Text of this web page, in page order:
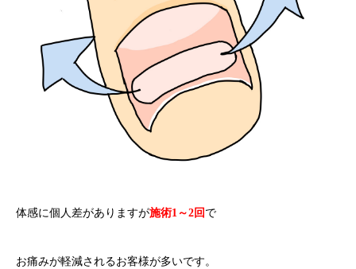
体感に個人差がありますが施術1～2回 で
お痛みが軽減されるお客様が多いです。